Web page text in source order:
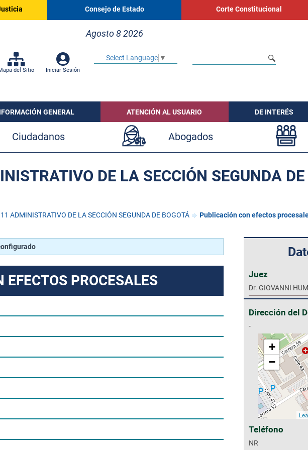
Consejo de Estado Corte Constitucional
Agosto 8 2026
del Sitio Iniciar Sesión
Select Language ▼
GENERAL ATENCIÓN AL USUARIO DE INTERÉS
Ciudadanos Abogados
DE LA SECCIÓN SEGUNDA DE
ADMINISTRATIVO DE LA SECCIÓN SEGUNDA DE BOGOTÁ Publicación con efectos
EFECTOS PROCESALES Juez
Dr. GIOVANNI
Dirección del
-
+
−
Teléfono
NR